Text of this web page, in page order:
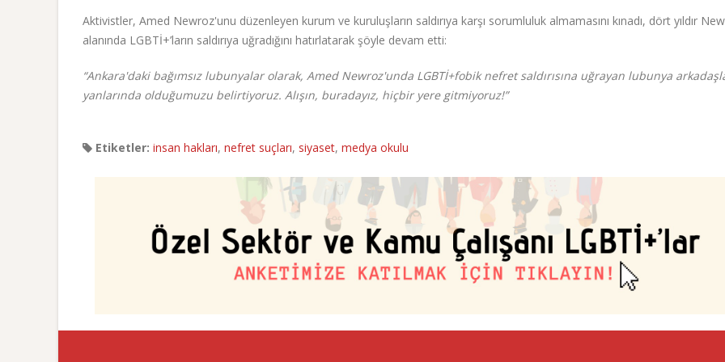
Aktivistler, Amed Newroz'unu düzenleyen kurum ve kuruluşların saldırıya karşı sorumluluk almamasını kınadı, dört yıldır
alanında LGBTİ+’ların saldırıya uğradığını hatırlatarak şöyle devam etti:
“Ankara'daki bağımsız lubunyalar olarak, Amed Newroz'unda LGBTİ+fobik nefret saldırısına uğrayan lubunya
yanlarında olduğumuzu belirtiyoruz. Alışın, buradayız, hiçbir yere gitmiyoruz!”
Etiketler: insan hakları, nefret suçları, siyaset, medya okulu